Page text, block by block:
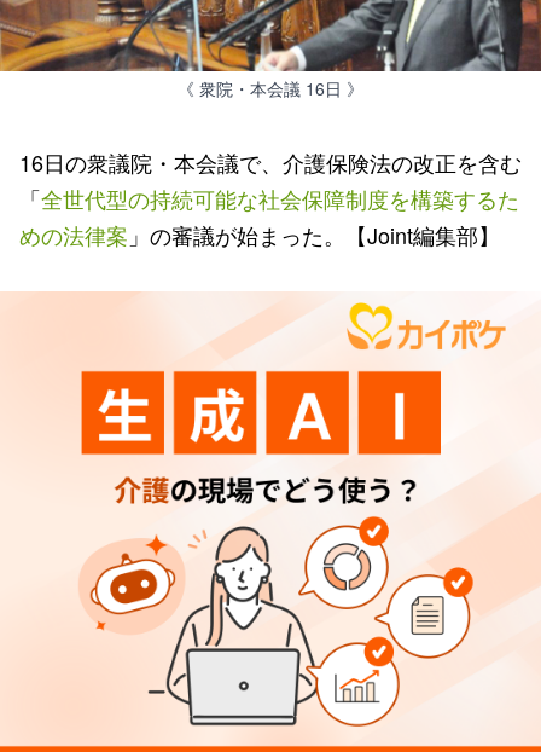
《 衆院・本会議 16日 》
16日の衆議院・本会議で、介護保険法の改正を含む
「全世代型の持続可能な社会保障制度を構築するた
めの法律案 」の審議が始まった。【Joint編集部】